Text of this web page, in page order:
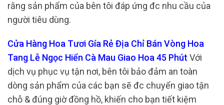
rằng sản phẩm của bên tôi đáp ứng đc nhu cầu của
người tiêu dùng.
Cửa Hàng Hoa Tươi Gía Rẻ Địa Chỉ Bán Vòng Hoa
Tang Lễ Ngọc Hiển Cà Mau Giao Hoa 45 Phút Với
dịch vụ phục vụ tận nơi, bên tôi bảo đảm an toàn
dòng sản phẩm của các bạn sẽ đc chuyển giao tận
chỗ & đúng giờ đồng hồ, khiến cho bạn tiết kiệm